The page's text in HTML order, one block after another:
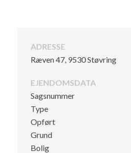
ADRESSE
Ræven 47, 9530 Støvring
EJENDOMSDATA
Sagsnummer
Type
Opført
Grund
Bolig